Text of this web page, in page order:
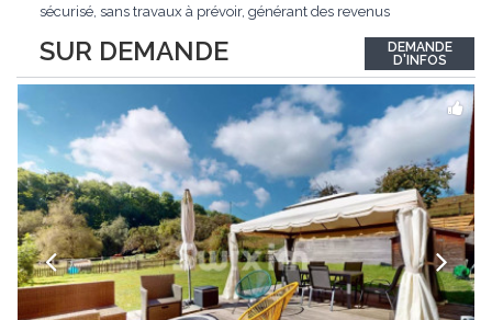
SUR DEMANDE
sécurisé, sans travaux à prévoir, générant des revenus
d'informations ou recevoir le dossier.
DEMANDE
D'INFOS